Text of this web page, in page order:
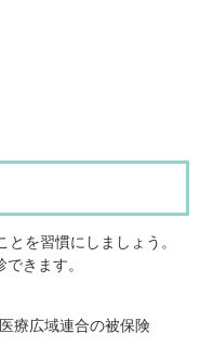
を習慣にしましょう。
きます。
療広域連合の被保険